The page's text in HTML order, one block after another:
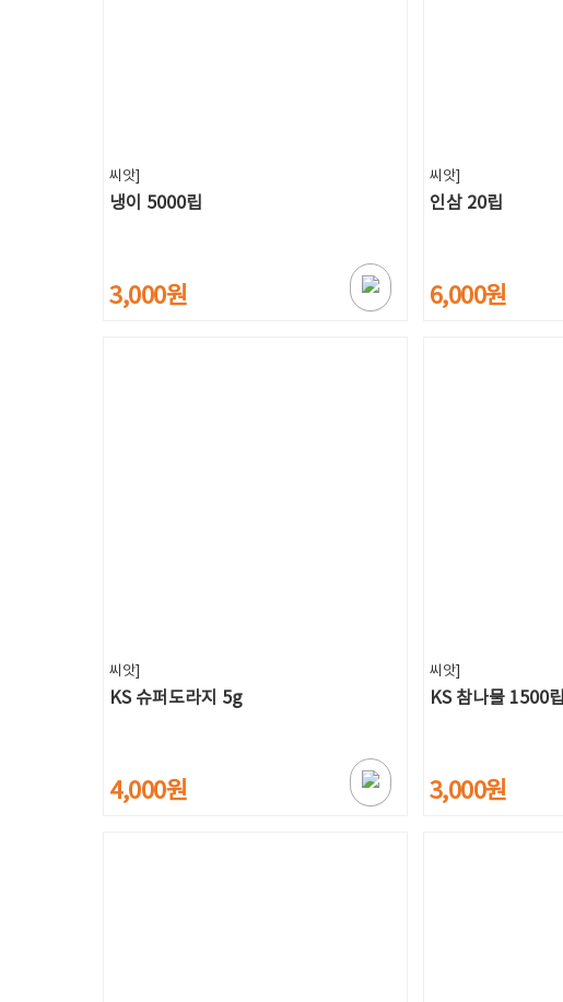
씨앗]
냉이 5000립
3,000원
씨앗]
인삼 20립
6,000원
씨앗]
KS 슈퍼도라지 5g
4,000원
씨앗]
KS 참나물 1500립
3,000원